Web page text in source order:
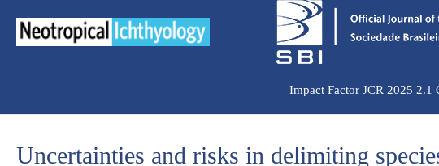
para
Impact Factor JCR 2025 2.1
Uncertainties and risks in delimiting